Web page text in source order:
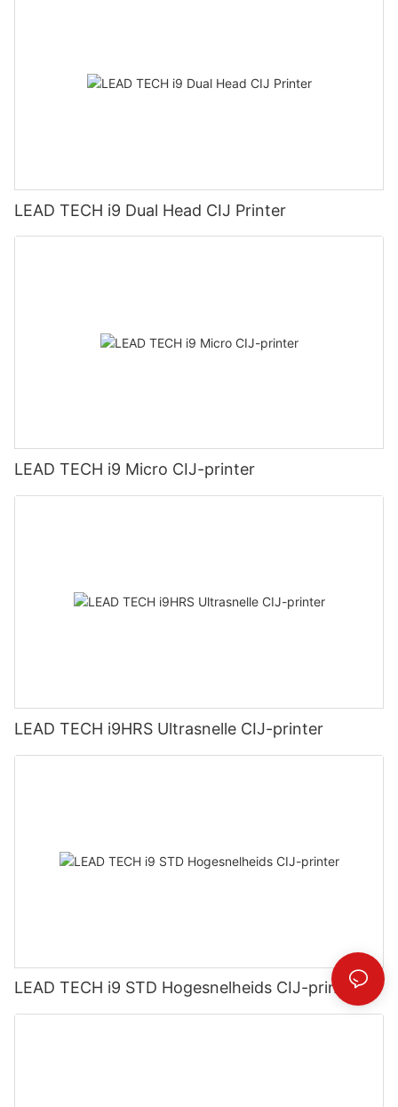
LEAD TECH i9 Dual Head CIJ Printer
LEAD TECH i9 Micro CIJ-printer
LEAD TECH i9HRS Ultrasnelle CIJ-printer
LEAD TECH i9 STD Hogesnelheids CIJ-printer